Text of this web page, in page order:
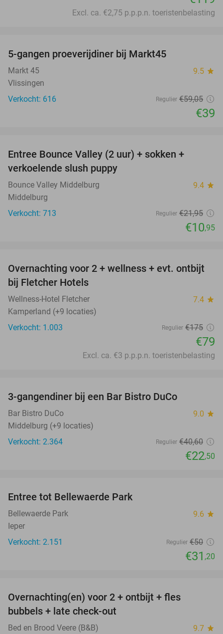
Excl. ca. €2,75 p.p.p.n. toeristenbelasting
5-gangen proeverijdiner bij Markt45
Markt 45 9.5 star
Vlissingen
Verkocht: 616
Regulier €59,05
€39
Entree Bounce Valley (2 uur) + sokken +
verkoelende slush puppy
Bounce Valley Middelburg 9.4 star
Middelburg
Verkocht: 713
Regulier €21,95
€10,95
55%
Overnachting voor 2 + wellness + evt. ontbijt
bij Fletcher Hotels
Wellness-Hotel Fletcher 7.4 star
Kamperland (+9 locaties)
Verkocht: 1.003
Regulier €175
€79
Excl. ca. €3 p.p.p.n. toeristenbelasting
3-gangendiner bij een Bar Bistro DuCo
Bar Bistro DuCo 9.0 star
Middelburg (+9 locaties)
Verkocht: 2.364
Regulier €40,60
€22,50
Entree tot Bellewaerde Park
Bellewaerde Park 9.6 star
Ieper
Verkocht: 2.151
Regulier €50
€31 ,20
Overnachting(en) voor 2 + ontbijt + fles
bubbels + late check-out
Bed en Brood Veere (B&B) 9.7 star